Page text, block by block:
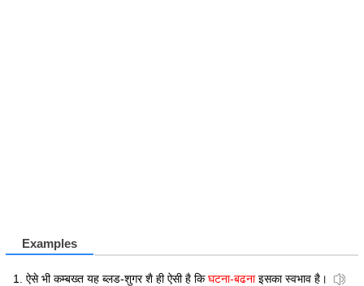
Examples
ऐसे भी कम्बख्त यह ब्लड-शुगर शै ही ऐसी है किघटना-बढनाइसका स्वभाव है।